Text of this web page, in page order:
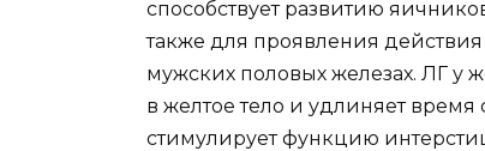
способствует развитию
также для проявления действия
мужских половых железах. ЛГ у
в желтое тело и удлиняет
стимулирует функцию